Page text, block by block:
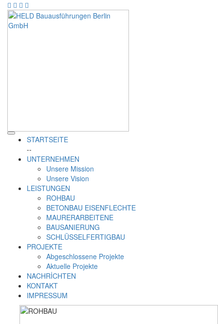
STARTSEITE
--
UNTERNEHMEN
Unsere Mission
Unsere Vision
LEISTUNGEN
ROHBAU
BETONBAU EISENFLECHTE
MAURERARBEITENE
BAUSANIERUNG
SCHLÜSSELFERTIGBAU
PROJEKTE
Abgeschlossene Projekte
Aktuelle Projekte
NACHRİCHTEN
KONTAKT
IMPRESSUM